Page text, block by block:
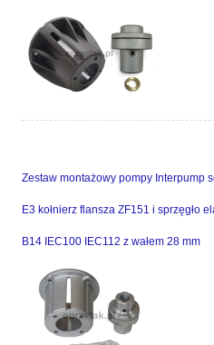
Zestaw montażowy pompy Interpump
E3 kołnierz flansza ZF151 i sprzęgło
B14 IEC100 IEC112 z wałem 28 mm